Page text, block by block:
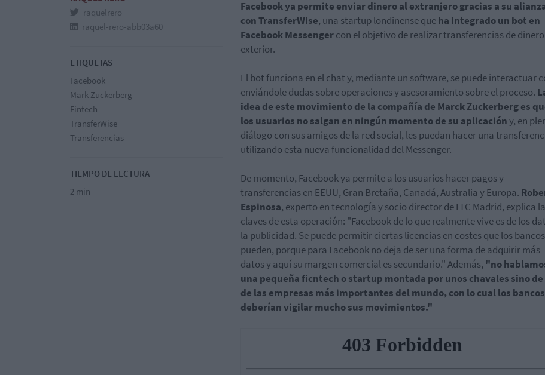
raquelrero
raquel-rero-abb03a60
ETIQUETAS
Facebook
Mark Zuckerberg
Fintech
TransferWise
Transferencias
TIEMPO DE LECTURA
2 min
Facebook ya permite enviar dinero al extranjero gracias a su
con TransferWise, una startup londinense queha integrado un bot en
Facebook Messengercon el objetivo de realizar transferencias de
exterior.
El bot funciona en el chat y, mediante un software, se puede interactuar
enviándole dudas sobre operaciones y asesoramiento sobre el proceso.
idea de este movimiento de la compañía de Marck Zuckerberg es
los usuarios no salgan en ningún momento de su aplicacióny, en
diálogo con sus amigos de la red social, les puedan hacer una
utilizando esta nueva funcionalidad del Messenger.
De momento, Facebook ya permite a los usuarios hacer pagos y
transferencias en EEUU, Gran Bretaña, Canadá, Australia y Europa.
Espinosa, experto en tecnología y socio director de LTC Madrid, explica
claves de esta operación: "Facebook de lo que realmente vive es de los
la publicidad. Se puede permitir ciertas licencias en costes que los
pueden, porque para Facebook no deja de ser una forma de adquirir más
datos y aquí su margen comercial es secundario." Además, "no
una pequeña ficntech o startup montada por unos chavales sino de
de las empresas más importantes del mundo, con lo cual los bancos
deberían vigilar mucho sus movimientos."